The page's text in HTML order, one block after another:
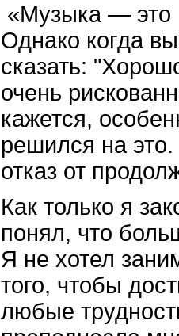
«Музыка — это
Однако когда
сказать:
очень
кажется,
решился на
отказ от
Как только я
понял, что
Я не хотел
того, чтобы
любые